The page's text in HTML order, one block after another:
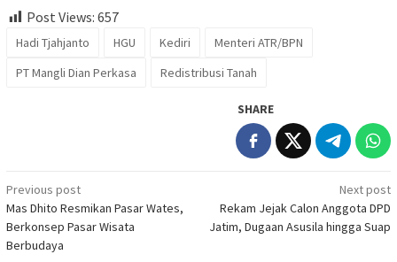
Post Views: 657
Hadi Tjahjanto HGU Kediri
Menteri ATR/BPN
PT Mangli Dian Perkasa
Redistribusi Tanah
SHARE
Post
navigation
Previous post
Mas Dhito Resmikan Pasar Wates,
Berkonsep Pasar Wisata
Berbudaya
Next post
Rekam Jejak Calon Anggota DPD
Jatim, Dugaan Asusila hingga Suap